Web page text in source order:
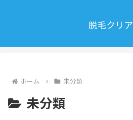
脱毛クリア
ホーム 未分類
未分類